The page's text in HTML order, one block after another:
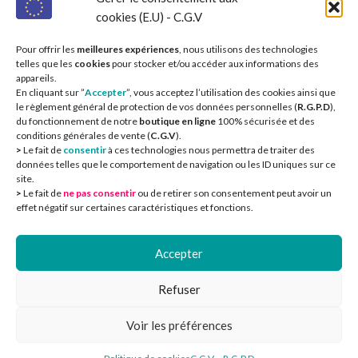
cookies (E.U) - C.G.V
Pour offrir les meilleures expériences, nous utilisons des technologies
telles que les cookiespour stocker et/ou accéder aux informations des
appareils.
En cliquant sur ”Accepter”, vous acceptez l’utilisation des cookies ainsi que
le règlement général de protection de vos données personnelles (R.G.P.D),
du fonctionnement de notre boutique en ligne 100% sécurisée et des
conditions générales de vente (C.G.V).
> Le fait de consentirà ces technologies nous permettra de traiter des
données telles que le comportement de navigation ou les ID uniques sur ce
site.
> Le fait de ne pas consentir ou de retirer son consentement peut avoir un
effet négatif sur certaines caractéristiques et fonctions.
Accepter
Refuser
Voir les préférences